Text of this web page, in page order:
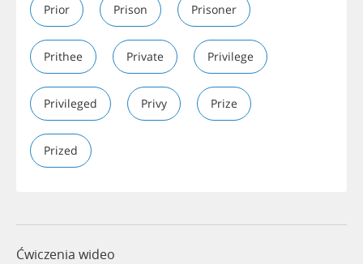
Prior Prison Prisoner
Prithee Private Privilege
Privileged Privy Prize
Prized
Ćwiczenia wideo